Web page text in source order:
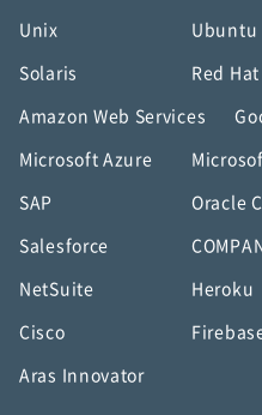
Unix Ubuntu
Solaris Red Hat
Amazon Web Services
Microsoft Azure
SAP Oracle
Salesforce
NetSuite Heroku
Cisco
Aras Innovator